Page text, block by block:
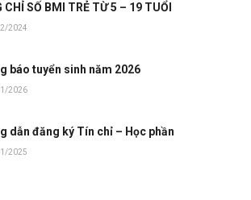
CHỈ SỐ BMI TRẺ TỪ 5 – 19 TUỔI
2024
báo tuyển sinh năm 2026
2026
dẫn đăng ký Tín chỉ – Học phần
2025